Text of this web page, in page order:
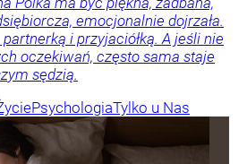
emocjonalnie dojrzała.
i przyjaciółką. A jeśli nie
oczekiwań, często sama staje
sędzią.
PsychologiaTylko u Nas